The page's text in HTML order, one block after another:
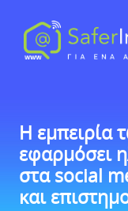
Η εμπειρία
εφαρμόσει
στα social
και